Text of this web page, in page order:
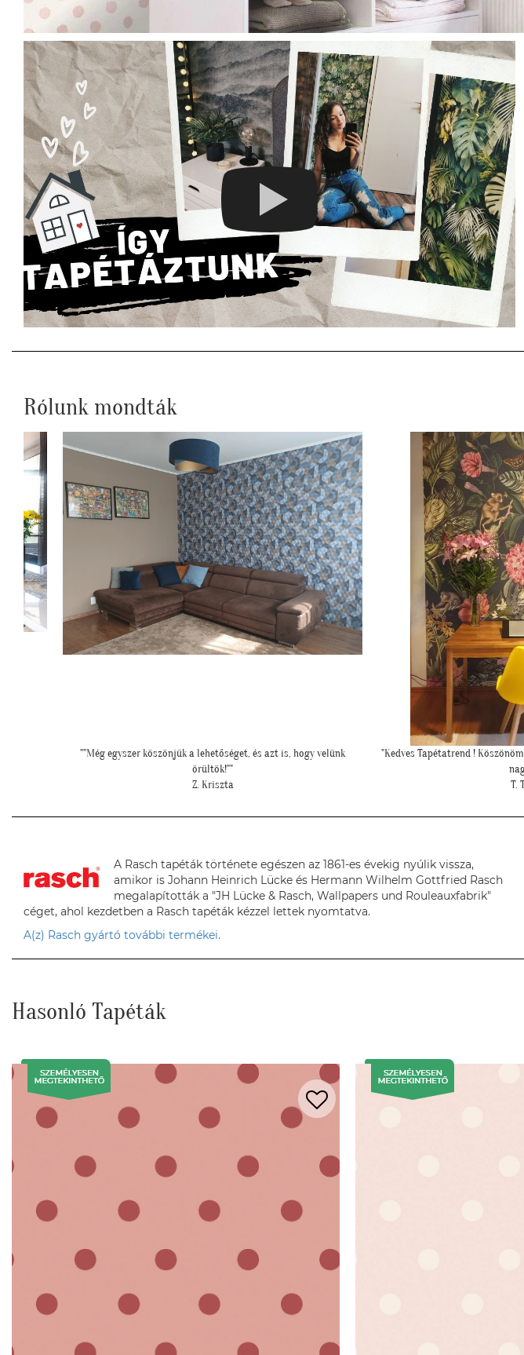
Rólunk mondták
"Kedves Tapétatrend ! Köszönöm a makis tapétát. Jó választás lett
nagyon!"
T. Tünde
"Meseszép lett a tapéta!
T.
A Rasch tapéták története egészen az 1861-es évekig nyúlik vissza,
amikor is Johann Heinrich Lücke és Hermann Wilhelm Gottfried Rasch
megalapították a "JH Lücke & Rasch, Wallpapers und Rouleauxfabrik"
céget, ahol kezdetben a Rasch tapéták kézzel lettek nyomtatva.
A(z) Rasch gyártó további termékei.
Hasonló Tapéták